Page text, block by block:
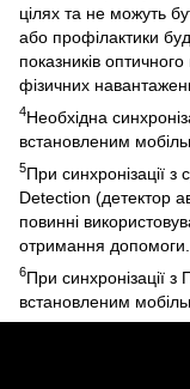
цілях та не можуть
або профілактики
показників
фізичних
4Необхідна
встановленим
5При синхронізації
Detection (детектор
повинні
отримання допомоги.
6При синхронізації
встановленим